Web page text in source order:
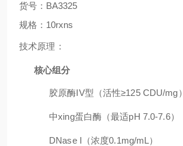
货号： BA3325
规格： 10rxns
技术原理：
核心组分
胶原酶IV型（活性≥125 CDU/mg）
中xing蛋白酶（最适pH 7.0-7.6）
DNase I（浓度0.1mg/mL）